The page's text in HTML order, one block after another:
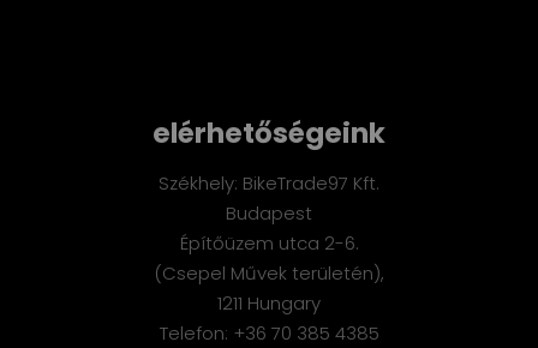
elérhetőségeink
Székhely: BikeTrade97 Kft.
Budapest
Építőüzem utca 2-6.
(Csepel Művek területén),
1211 Hungary
Telefon: +36 70 385 4385